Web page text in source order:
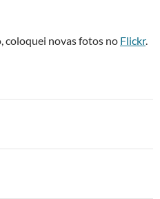
coloquei novas fotos no Flickr.